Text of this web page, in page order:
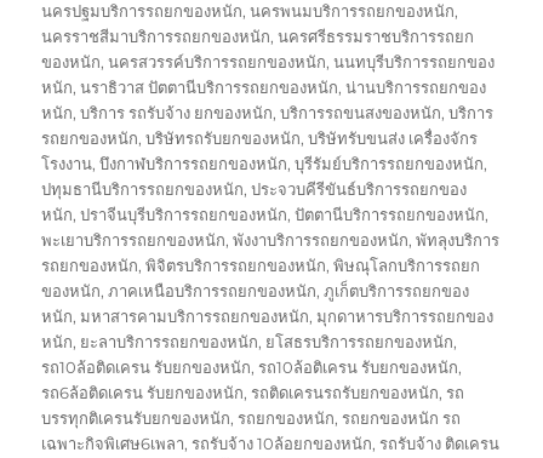
นครปฐมบริการรถยกของหนัก,นครพนมบริการรถยกของหนัก,
นครราชสีมาบริการรถยกของหนัก,นครศรีธรรมราชบริการรถยก
ของหนัก,นครสวรรค์บริการรถยกของหนัก,นนทบุรีบริการรถยกของ
หนัก,นราธิวาส ปัตตานีบริการรถยกของหนัก,น่านบริการรถยกของ
หนัก,บริการ รถรับจ้าง ยกของหนัก,บริการรถขนสงของหนัก,บริการ
รถยกของหนัก,บริษัทรถรับยกของหนัก,บริษัทรับขนส่ง เครื่องจักร
โรงงาน,บึงกาฬบริการรถยกของหนัก,บุรีรัมย์บริการรถยกของหนัก,
ปทุมธานีบริการรถยกของหนัก,ประจวบคีรีขันธ์บริการรถยกของ
หนัก,ปราจีนบุรีบริการรถยกของหนัก,ปัตตานีบริการรถยกของหนัก,
พะเยาบริการรถยกของหนัก,พังงาบริการรถยกของหนัก,พัทลุงบริการ
รถยกของหนัก,พิจิตรบริการรถยกของหนัก,พิษณุโลกบริการรถยก
ของหนัก,ภาคเหนือบริการรถยกของหนัก,ภูเก็ตบริการรถยกของ
หนัก,มหาสารคามบริการรถยกของหนัก,มุกดาหารบริการรถยกของ
หนัก, ยะลาบริการรถยกของหนัก, ยโสธรบริการรถยกของหนัก,
รถ10ล้อติดเครน รับยกของหนัก,รถ10ล้อติเครน รับยกของหนัก,
รถ6ล้อติดเครน รับยกของหนัก,รถติดเครนรถรับยกของหนัก,รถ
บรรทุกติเครนรับยกของหนัก,รถยกของหนัก,รถยกของหนัก รถ
เฉพาะกิจพิเศษ6เพลา,รถรับจ้าง 10ล้อยกของหนัก,รถรับจ้าง ติดเครน